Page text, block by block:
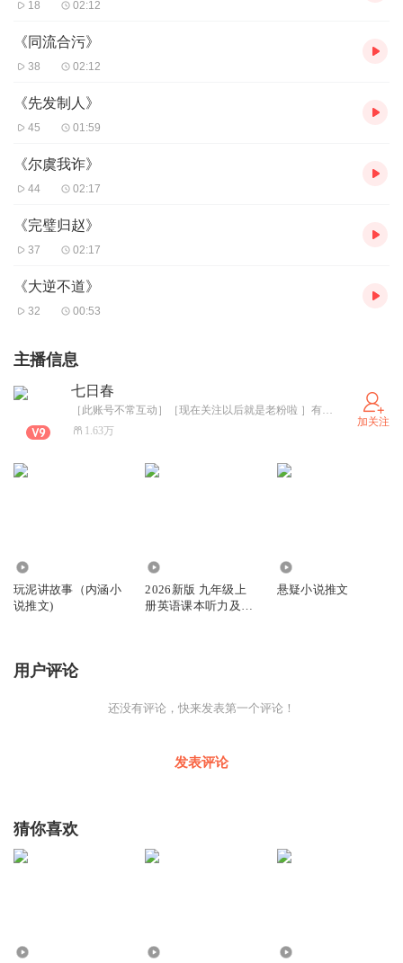
18 02:12
《同流合污》
38 02:12
《先发制人》
45 01:59
《尔虞我诈》
44 02:17
《完璧归赵》
37 02:17
《大逆不道》
32 00:53
主播信息
七日春
［此账号不常互动］［现在关注以后就是老粉啦 ］有钱的捧个钱场，没钱的捧个人场，空闲的捧个留场，喜欢的捧个情场。
1.63万
加关注
玩泥讲故事（内涵小
说推文)
2026新版 九年级上
册英语课本听力及单
悬疑小说推文
用户评论
还没有评论，快来发表第一个评论！
发表评论
猜你喜欢